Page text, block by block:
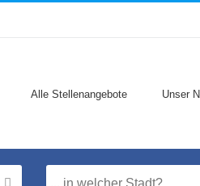
Alle Stellenangebote Unser